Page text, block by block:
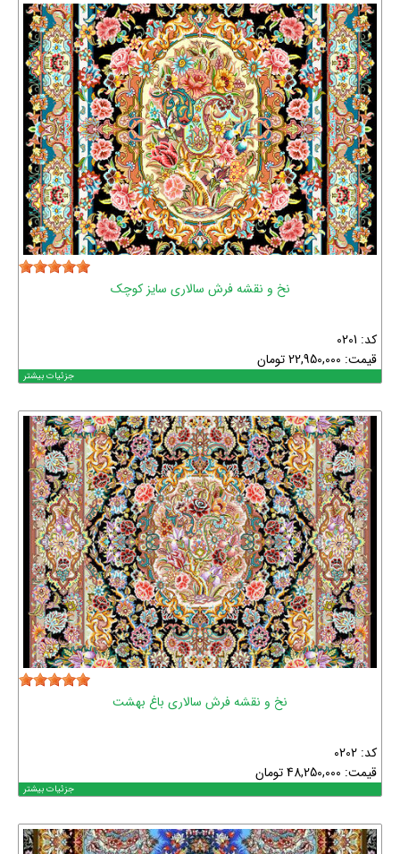
نخ و نقشه فرش سالاری سایز کوچک
کد: 0201
قیمت: 22,950,000تومان
جزئیات بیشتر
نخ و نقشه فرش سالاری باغ بهشت
کد: 0202
قیمت: 48,250,000تومان
جزئیات بیشتر